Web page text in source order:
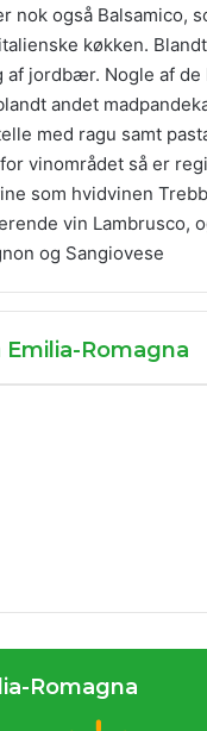
nok også Balsamico,
køkken.
af jordbær. Nogle af de
andet
med ragu samt
vinområdet så er
som hvidvinen
vin Lambrusco,
og Sangiovese
Romagna
Romagna